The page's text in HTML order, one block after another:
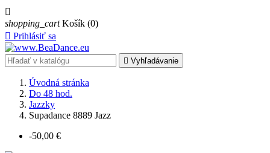

shopping_cart Košík (0)
 Prihlásiť sa
 Vyhľadávanie
Úvodná stránka
Do 48 hod.
Jazzky
Supadance 8889 Jazz
-50,00 €